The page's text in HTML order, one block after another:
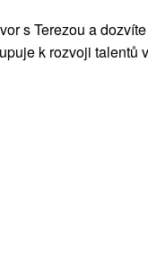
s Terezou a
k rozvoji talentů